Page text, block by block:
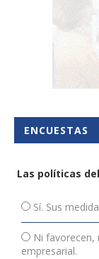
ENCUESTAS
Las políticas
Sí. Sus
Ni favorecen,
empresarial.